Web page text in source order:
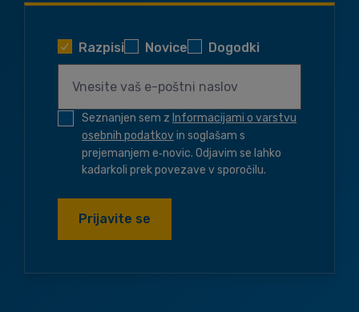
Razpisi Novice Dogodki
Seznanjen sem z Informacijami o varstvu
osebnih podatkovin soglašam s
prejemanjem e‑novic. Odjavim se lahko
kadarkoli prek povezave v sporočilu.
Prijavite se